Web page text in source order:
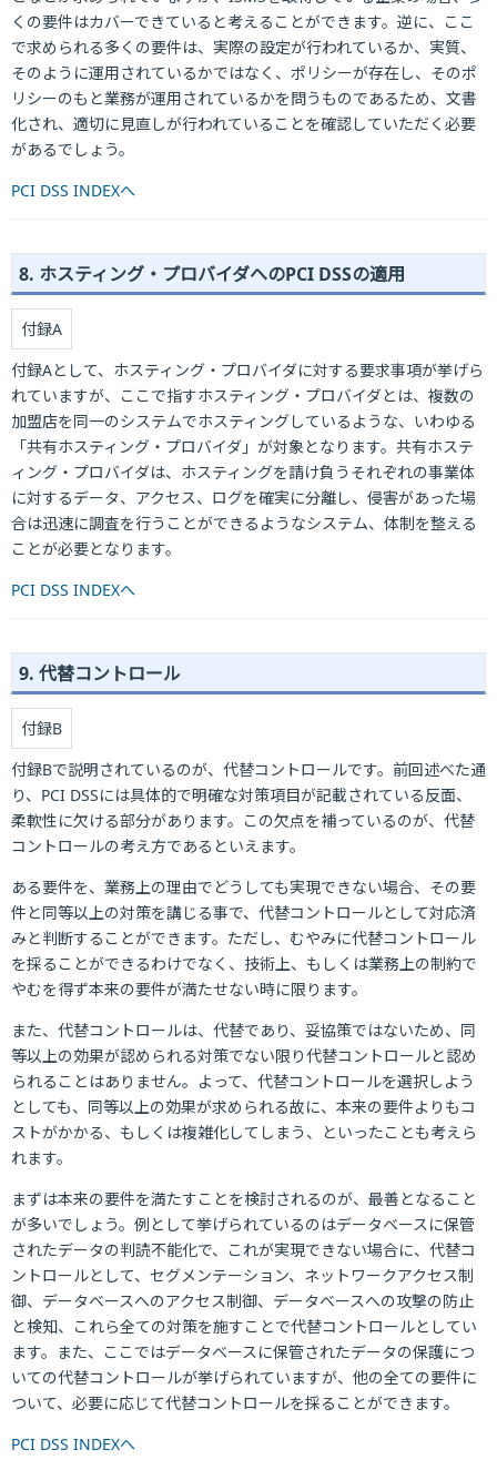
くの要件はカバーできていると考えることができます。逆に、ここ
で求められる多くの要件は、実際の設定が行われているか、実質、
そのように運用されているかではなく、ポリシーが存在し、そのポ
リシーのもと業務が運用されているかを問うものであるため、文書
化され、適切に見直しが行われていることを確認していただく必要
があるでしょう。
PCI DSS INDEXへ
8. ホスティング・プロバイダへのPCI DSSの適用
付録A
付録Aとして、ホスティング・プロバイダに対する要求事項が挙げら
れていますが、ここで指すホスティング・プロバイダとは、複数の
加盟店を同一のシステムでホスティングしているような、いわゆる
「共有ホスティング・プロバイダ」が対象となります。共有ホステ
ィング・プロバイダは、ホスティングを請け負うそれぞれの事業体
に対するデータ、アクセス、ログを確実に分離し、侵害があった場
合は迅速に調査を行うことができるようなシステム、体制を整える
ことが必要となります。
PCI DSS INDEXへ
9. 代替コントロール
付録B
付録Bで説明されているのが、代替コントロールです。前回述べた通
り、PCI DSSには具体的で明確な対策項目が記載されている反面、
柔軟性に欠ける部分があります。この欠点を補っているのが、代替
コントロールの考え方であるといえます。
ある要件を、業務上の理由でどうしても実現できない場合、その要
件と同等以上の対策を講じる事で、代替コントロールとして対応済
みと判断することができます。ただし、むやみに代替コントロール
を採ることができるわけでなく、技術上、もしくは業務上の制約で
やむを得ず本来の要件が満たせない時に限ります。
また、代替コントロールは、代替であり、妥協策ではないため、同
等以上の効果が認められる対策でない限り代替コントロールと認め
られることはありません。よって、代替コントロールを選択しよう
としても、同等以上の効果が求められる故に、本来の要件よりもコ
ストがかかる、もしくは複雑化してしまう、といったことも考えら
れます。
まずは本来の要件を満たすことを検討されるのが、最善となること
が多いでしょう。例として挙げられているのはデータベースに保管
されたデータの判読不能化で、これが実現できない場合に、代替コ
ントロールとして、セグメンテーション、ネットワークアクセス制
御、データベースへのアクセス制御、データベースへの攻撃の防止
と検知、これら全ての対策を施すことで代替コントロールとしてい
ます。また、ここではデータベースに保管されたデータの保護につ
いての代替コントロールが挙げられていますが、他の全ての要件に
ついて、必要に応じて代替コントロールを採ることができます。
PCI DSS INDEXへ